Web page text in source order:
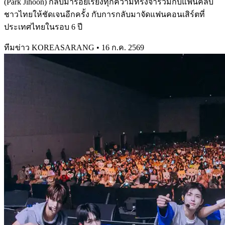
ชาวไทยให้ชัดเจนอีกครั้ง กับการกลับมาจัดแฟนคอนเสิร์ตที่
ประเทศไทยในรอบ 6 ปี
ทีมข่าว KOREASARANG • 16 ก.ค. 2569